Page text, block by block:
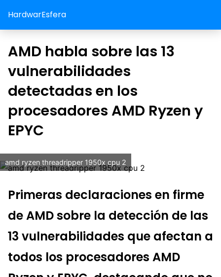
HardwarEsfera
AMD habla sobre las 13
vulnerabilidades
detectadas en los
procesadores AMD Ryzen y
EPYC
amd ryzen threadripper 1950x cpu 2
Primeras declaraciones en firme
de AMD sobre la detección de las
13 vulnerabilidades que afectan a
todos los procesadores AMD